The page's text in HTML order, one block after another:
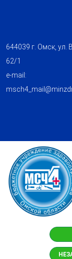
644039 г. Омск, ул.
62/1
e-mail: